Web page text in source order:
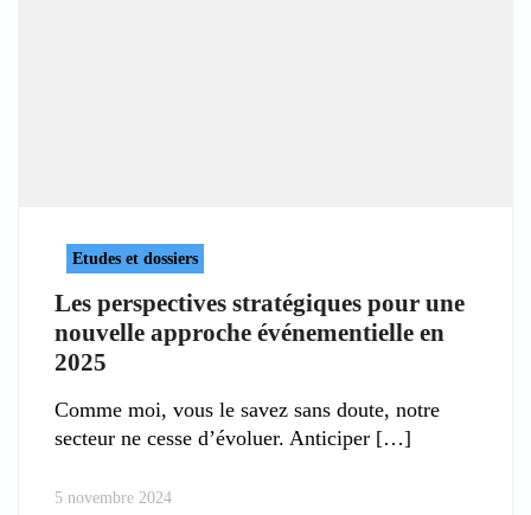
Etudes et dossiers
Les perspectives stratégiques pour une
nouvelle approche événementielle en
2025
Comme moi, vous le savez sans doute, notre
secteur ne cesse d’évoluer. Anticiper
5 novembre 2024